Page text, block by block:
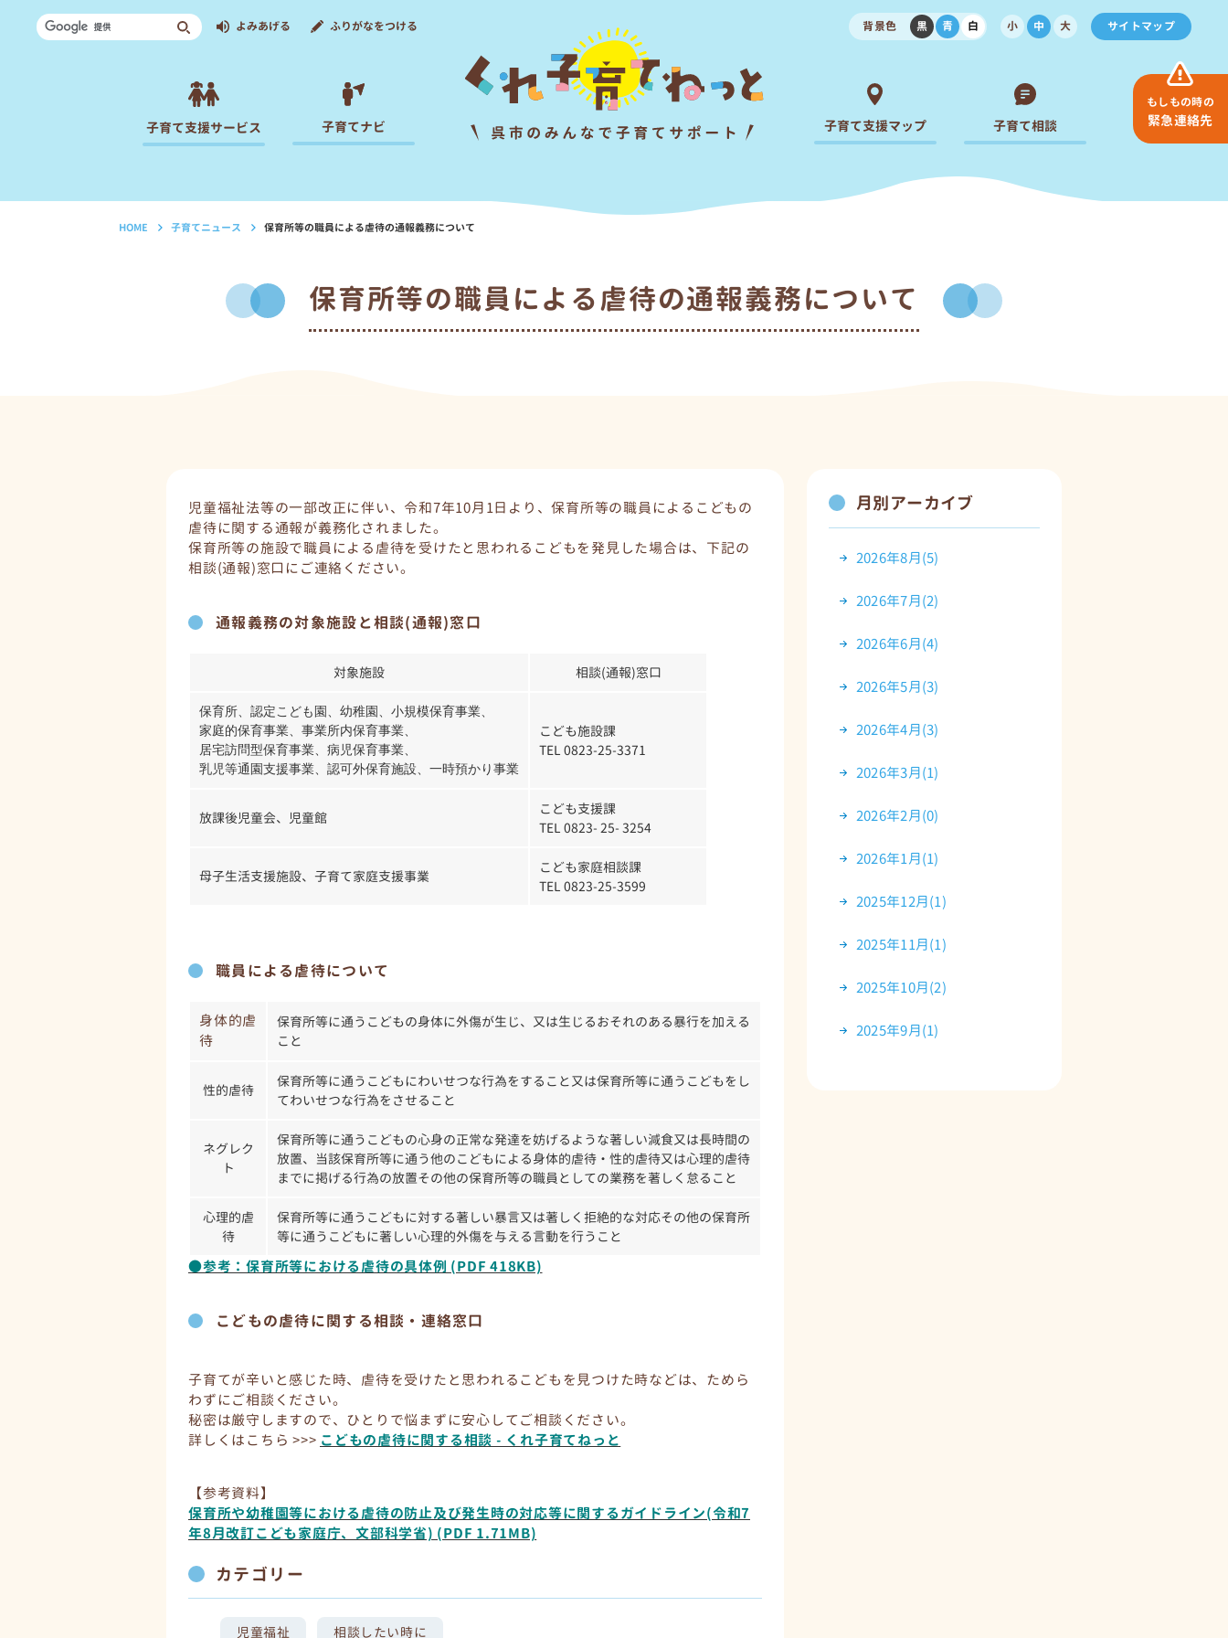
よみあげる ふりがなをつける 背景色 黒 青 白 小 中 大 サイトマップ
子育て支援サービス 子育てナビ 子育て支援マップ 子育て相談
もしもの時の
緊急連絡先
HOME 子育てニュース 保育所等の職員による虐待の通報義務について
保育所等の職員による虐待の通報義務について
児童福祉法等の一部改正に伴い、令和7年10月1日より、保育所等の職員によるこどもの
虐待に関する通報が義務化されました。
保育所等の施設で職員による虐待を受けたと思われるこどもを発見した場合は、下記の
相談(通報)窓口にご連絡ください。
通報義務の対象施設と相談(通報)窓口
対象施設 相談(通報)窓口
保育所、認定こども園、幼稚園、小規模保育事業、
家庭的保育事業、事業所内保育事業、
居宅訪問型保育事業、病児保育事業、
乳児等通園支援事業、認可外保育施設、一時預かり事業
こども施設課
TEL 0823-25-3371
放課後児童会、児童館
こども支援課
TEL 0823- 25- 3254
母子生活支援施設、子育て家庭支援事業
こども家庭相談課
TEL 0823-25-3599
職員による虐待について
身体的虐
待
保育所等に通うこどもの身体に外傷が生じ、又は生じるおそれのある暴行を加える
こと
性的虐待
保育所等に通うこどもにわいせつな行為をすること又は保育所等に通うこどもをし
てわいせつな行為をさせること
ネグレク
ト
保育所等に通うこどもの心身の正常な発達を妨げるような著しい減食又は長時間の
放置、当該保育所等に通う他のこどもによる身体的虐待・性的虐待又は心理的虐待
までに掲げる行為の放置その他の保育所等の職員としての業務を著しく怠ること
心理的虐
待
保育所等に通うこどもに対する著しい暴言又は著しく拒絶的な対応その他の保育所
等に通うこどもに著しい心理的外傷を与える言動を行うこと
●参考： 保育所等における虐待の具体例 (PDF 418KB)
こどもの虐待に関する相談・連絡窓口
子育てが辛いと感じた時、虐待を受けたと思われるこどもを見つけた時などは、ためら
わずにご相談ください。
秘密は厳守しますので、ひとりで悩まずに安心してご相談ください。
詳しくはこちら >>> こどもの虐待に関する相談 - くれ子育てねっと
【参考資料】
保育所や幼稚園等における虐待の防止及び発生時の対応等に関するガイドライン(令和7
年8月改訂こども家庭庁、文部科学省) (PDF 1.71MB)
カテゴリー
児童福祉 相談したい時に
月別アーカイブ
2026年8月(5)
2026年7月(2)
2026年6月(4)
2026年5月(3)
2026年4月(3)
2026年3月(1)
2026年2月(0)
2026年1月(1)
2025年12月(1)
2025年11月(1)
2025年10月(2)
2025年9月(1)